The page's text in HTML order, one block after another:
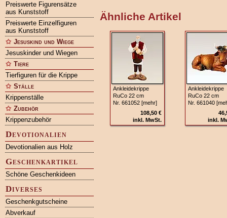
Preiswerte Figurensätze
aus Kunststoff
Preiswerte Einzelfiguren
aus Kunststoff
Jesuskind und Wiege
Jesuskinder und Wiegen
Tiere
Tierfiguren für die Krippe
Ställe
Krippenställe
Zubehör
Krippenzubehör
Devotionalien
Devotionalien aus Holz
Geschenkartikel
Schöne Geschenkideen
Diverses
Geschenkgutscheine
Abverkauf
Ähnliche Artikel
Ankleidekrippe
RuCo 22 cm
Nr. 661052 [mehr]
108,50 €
inkl. MwSt.
Ankleidekrippe
RuCo 22 cm
Nr. 661040
inkl.